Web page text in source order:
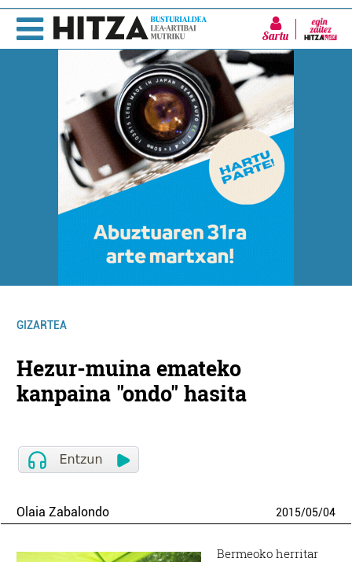
Sartu
GIZARTEA
Hezur-muina emateko
kanpaina "ondo" hasita
Olaia Zabalondo 2015/05/04
Bermeoko herritar